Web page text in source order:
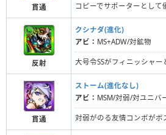
貫通 コピーでサポーターとして
反射
クシナダ(進化)
アビ： MS+ADW/対鉱物
大号令SSがフィニッシャー
貫通
ストーム(進化なし)
アビ： MSM/対弱/対ユニバ
対弱がのる友情コンボがボ